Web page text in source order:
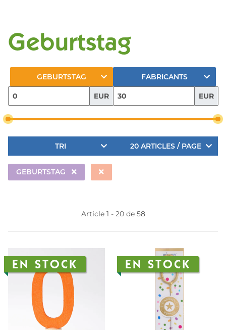
Geburtstag
GEBURTSTAG FABRICANTS
EUR EUR
TRI 20 ARTICLES / PAGE
GEBURTSTAG
Article 1 - 20 de 58
EN STOCK EN STOCK